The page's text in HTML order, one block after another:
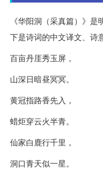
《华阳洞（采真篇）》
下是诗词的中文译文、诗
百亩丹厓秀玉屏，
山深日暗昼冥冥。
黄冠指路香先入，
蜡炬穿云火半青。
仙家白鹿行千里，
洞口青天似一星。